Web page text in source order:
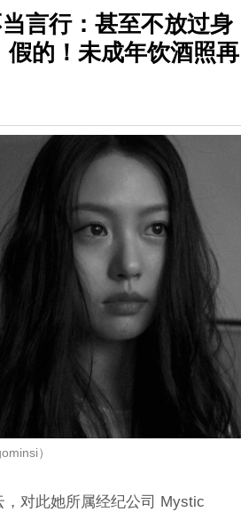
言行：甚至不放过身
的！未成年饮酒照再
）
对此她所属经纪公司 Mystic